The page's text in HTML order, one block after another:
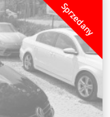
Sprzedany